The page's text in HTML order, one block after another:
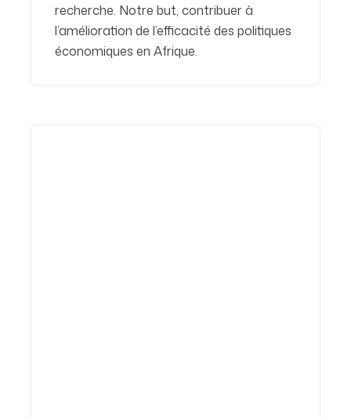
recherche. Notre but, contribuer à
l’amélioration de l’efficacité des politiques
économiques en Afrique.